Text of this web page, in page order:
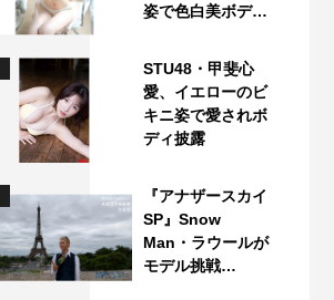
姿で色白美ボデ…
STU48・甲斐心
愛、イエローのビ
キニ姿で愛されボ
ディ披露
『アナザースカイ
SP』Snow
Man・ラウールが
モデル挑戦…